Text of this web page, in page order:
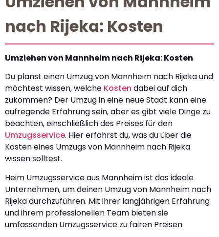
nach Rijeka: Kosten
Umziehen von Mannheim nach Rijeka: Kosten
Du planst einen Umzug von Mannheim nach Rijeka und
möchtest wissen, welche Kosten dabei auf dich
zukommen? Der Umzug in eine neue Stadt kann eine
aufregende Erfahrung sein, aber es gibt viele Dinge zu
beachten, einschließlich des Preises für den
Umzugsservice. Hier erfährst du, was du über die
Kosten eines Umzugs von Mannheim nach Rijeka
wissen solltest.
Heim Umzugsservice aus Mannheim ist das ideale
Unternehmen, um deinen Umzug von Mannheim nach
Rijeka durchzuführen. Mit ihrer langjährigen Erfahrung
und ihrem professionellen Team bieten sie
umfassenden Umzugsservice zu fairen Preisen.